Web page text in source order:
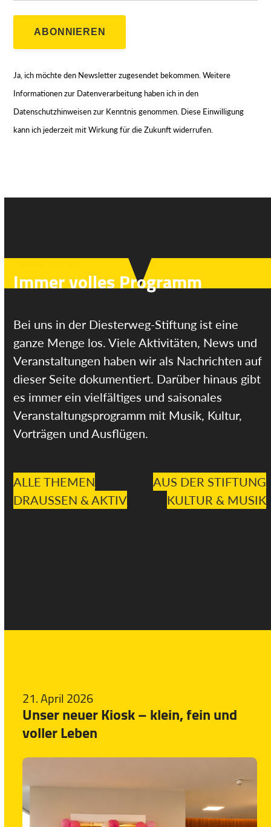
ABONNIEREN
Ja, ich möchte den Newsletter zugesendet bekommen. Weitere
Informationen zur Datenverarbeitung haben ich in den
Datenschutzhinweisen zur Kenntnis genommen. Diese Einwilligung
kann ich jederzeit mit Wirkung für die Zukunft widerrufen.
Immer volles Programm
Nachrichtenarchiv
Bei uns in der Diesterweg-Stiftung ist eine
ganze Menge los. Viele Aktivitäten, News und
Veranstaltungen haben wir als Nachrichten auf
dieser Seite dokumentiert. Darüber hinaus gibt
es immer ein vielfältiges und saisonales
Veranstaltungsprogramm mit Musik, Kultur,
Vorträgen und Ausflügen.
ALLE THEMEN
AUS DER STIFTUNG
DRAUSSEN & AKTIV
KULTUR & MUSIK
21. April 2026
Unser neuer Kiosk – klein, fein und
voller Leben